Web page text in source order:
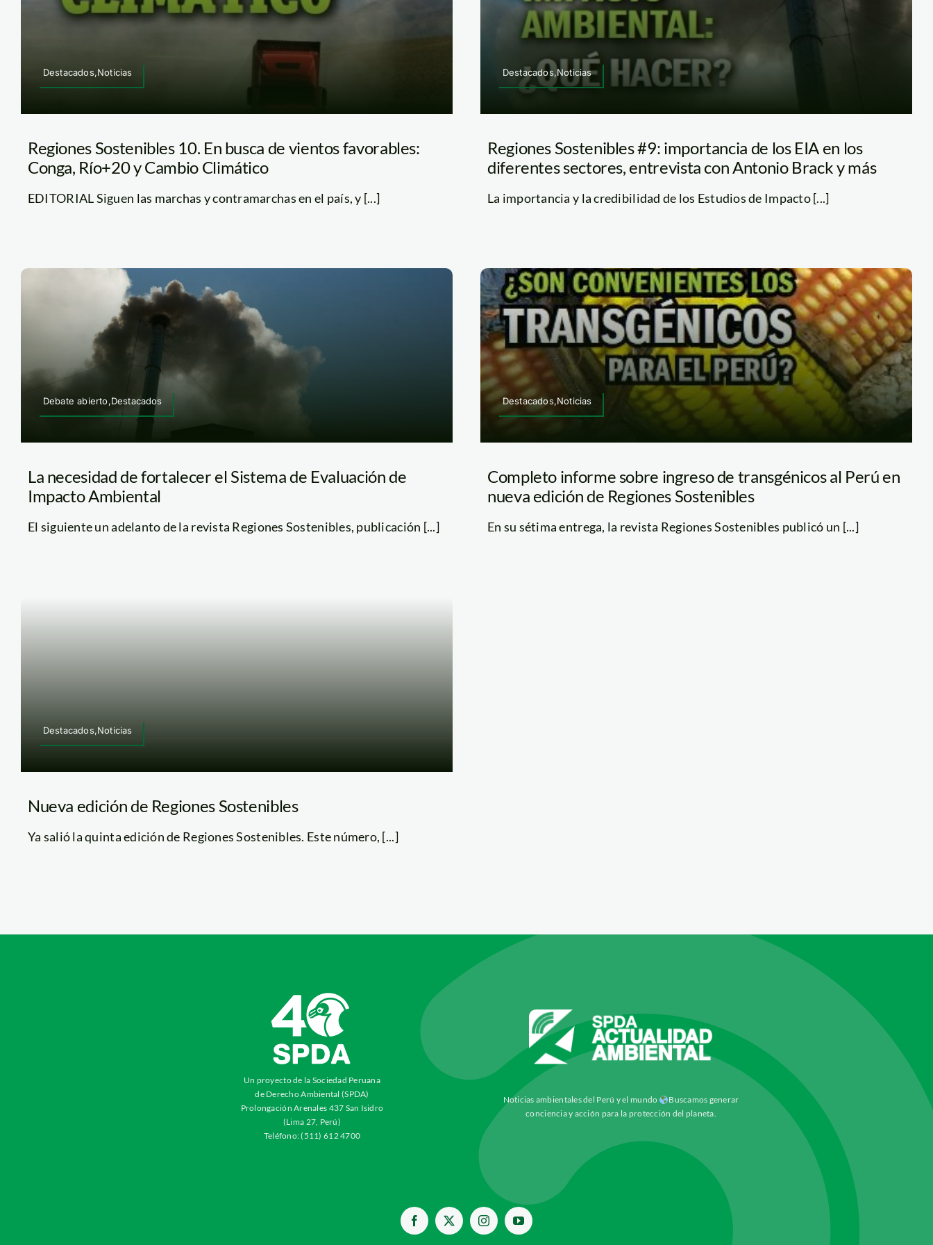
Destacados,Noticias
Regiones Sostenibles 10. En busca de vientos favorables:
Conga, Río+20 y Cambio Climático
EDITORIAL Siguen las marchas y contramarchas en el país, y [...]
Destacados,Noticias
Regiones Sostenibles #9: importancia de los EIA en los
diferentes sectores, entrevista con Antonio Brack y más
La importancia y la credibilidad de los Estudios de Impacto [...]
Debate abierto,Destacados
La necesidad de fortalecer el Sistema de Evaluación de
Impacto Ambiental
El siguiente un adelanto de la revista Regiones Sostenibles, publicación [...]
Destacados,Noticias
Completo informe sobre ingreso de transgénicos al Perú en
nueva edición de Regiones Sostenibles
En su sétima entrega, la revista Regiones Sostenibles publicó un [...]
Destacados,Noticias
Nueva edición de Regiones Sostenibles
Ya salió la quinta edición de Regiones Sostenibles. Este número, [...]
Un proyecto de la Sociedad Peruana
de Derecho Ambiental (SPDA)
Prolongación Arenales 437 San Isidro
(Lima 27, Perú)
Teléfono: (511) 612 4700
Noticias ambientales del Perú y el mundo
Buscamos generar
conciencia y acción para la protección del planeta.